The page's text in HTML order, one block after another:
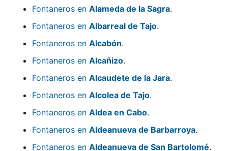
Fontaneros en Alameda de la Sagra.
Fontaneros en Albarreal de Tajo.
Fontaneros en Alcabón.
Fontaneros en Alcañizo.
Fontaneros en Alcaudete de la Jara.
Fontaneros en Alcolea de Tajo.
Fontaneros en Aldea en Cabo.
Fontaneros en Aldeanueva de Barbarroya.
Fontaneros en Aldeanueva de San Bartolomé.